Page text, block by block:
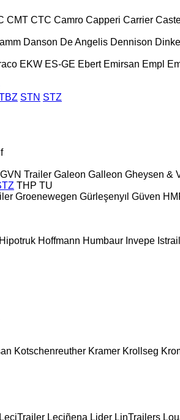
CMT CTC Camro Capperi Carrier
Danson De Angelis Dennison Dinkel
EKW ES-GE Ebert Emirsan Empl
STN STZ
GVN Trailer Galeon Galleon Gheysen &
THP TU
Groenewegen Gürleşenyıl Güven
Hipotruk Hoffmann Humbaur Invepe Istrail
Kotschenreuther Kramer Krollseg
LeciTrailer Leciñena Lider LinTrailers